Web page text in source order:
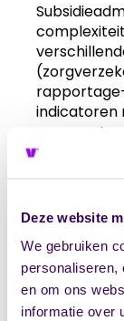
Deze website
We gebruiken
personaliseren,
en om ons
informatie over
indicatoren
en
hebben op
unieke
andere
Deze
voor
intern bij te